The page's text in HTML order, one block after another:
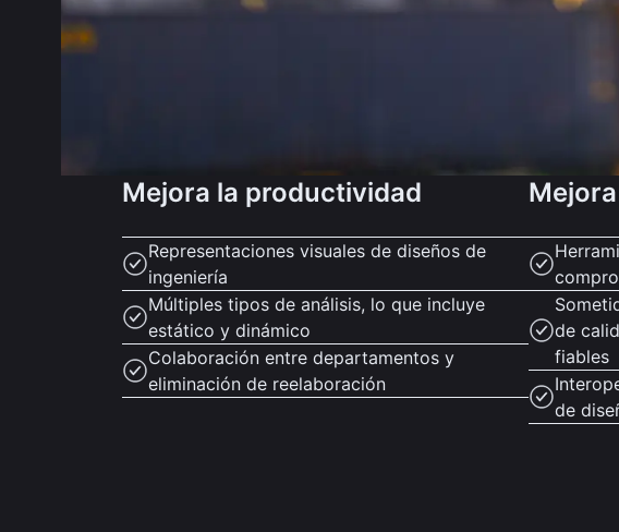
Mejora la productividad
Representaciones visuales de diseños de
ingeniería
Múltiples tipos de análisis, lo que incluye
estático y dinámico
Colaboración entre departamentos y
eliminación de reelaboración
de
fiables
de